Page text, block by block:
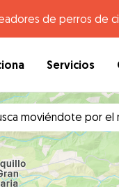
de perros de
Servicios
moviéndote por el